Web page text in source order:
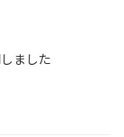
ました